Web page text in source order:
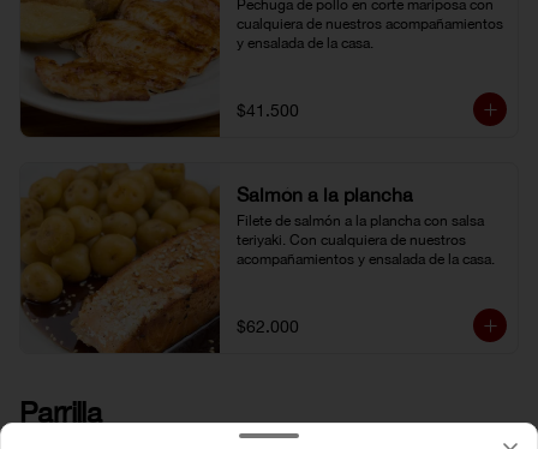
Pechuga de pollo en corte mariposa con
cualquiera de nuestros acompañamientos
y ensalada de la casa.
$41.500
Salmón a la plancha
Filete de salmón a la plancha con salsa
teriyaki. Con cualquiera de nuestros
acompañamientos y ensalada de la casa.
$62.000
Parrilla